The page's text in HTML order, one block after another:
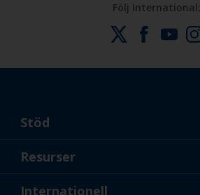
Följ International:
Stöd
Om oss
Resurser
Nyheter
Internationell